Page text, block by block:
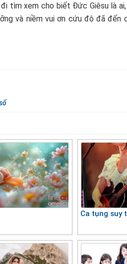
đi tìm xem cho biết Đức Giêsu là
và niềm vui ơn cứu độ đã đến
Ca tụng suy